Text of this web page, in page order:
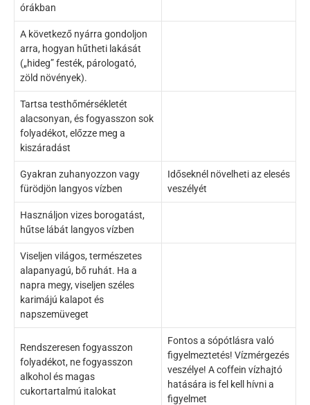
órákban
A következő nyárra gondoljon
arra, hogyan hűtheti lakását
(„hideg” festék, párologató,
zöld növények).
Tartsa testhőmérsékletét
alacsonyan, és fogyasszon sok
folyadékot, előzze meg a
kiszáradást
Gyakran zuhanyozzon vagy
fürödjön langyos vízben
Időseknél növelheti az elesés
veszélyét
Használjon vizes borogatást,
hűtse lábát langyos vízben
Viseljen világos, természetes
alapanyagú, bő ruhát. Ha a
napra megy, viseljen széles
karimájú kalapot és
napszemüveget
Rendszeresen fogyasszon
folyadékot, ne fogyasszon
alkohol és magas
cukortartalmú italokat
Fontos a sópótlásra való
figyelmeztetés! Vízmérgezés
veszélye! A coffein vízhajtó
hatására is fel kell hívni a
figyelmet